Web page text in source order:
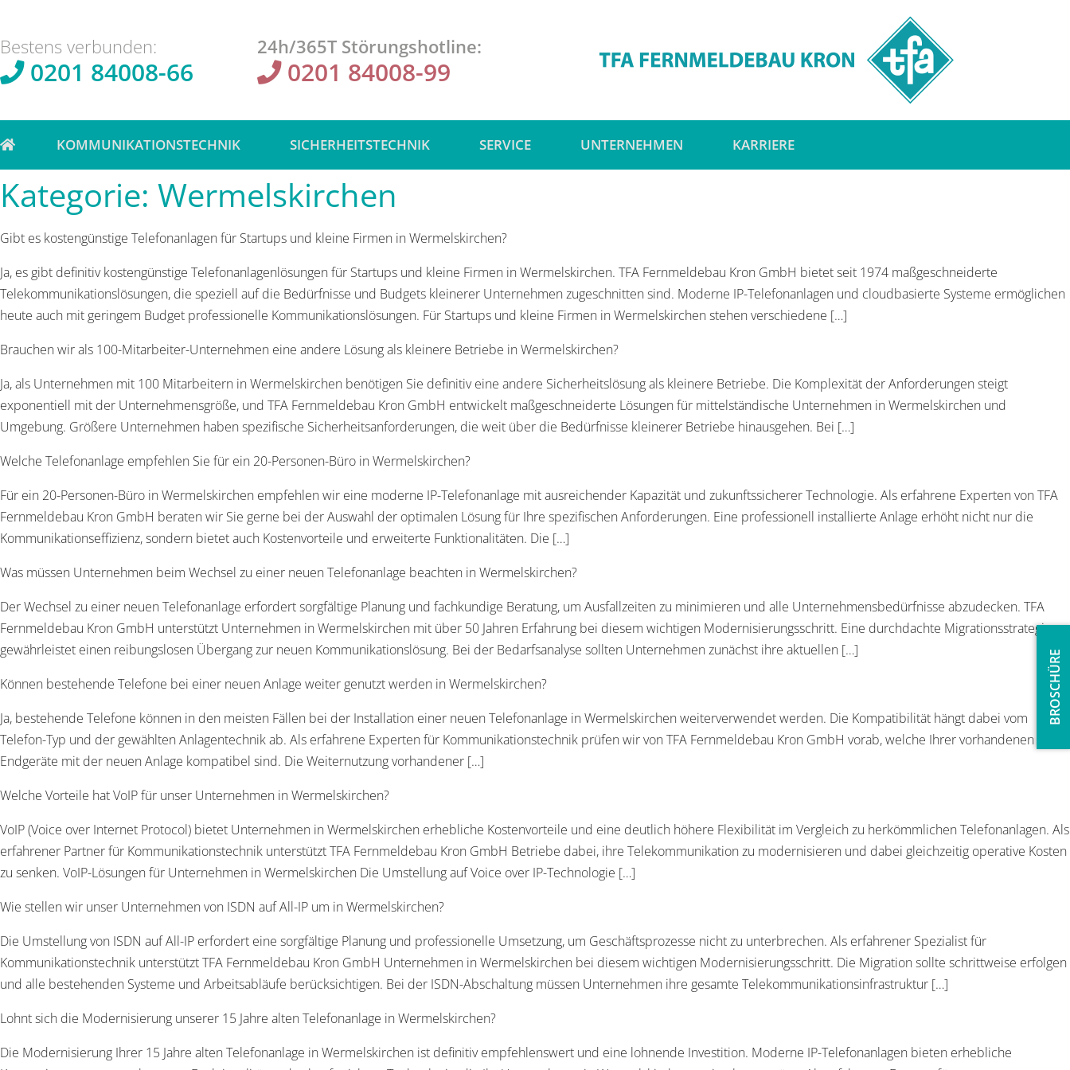
BROSCHÜRE
Bestens verbunden:
0201 84008-66
24h/365T Störungshotline:
0201 84008-99
KOMMUNIKATIONSTECHNIK SICHERHEITSTECHNIK SERVICE UNTERNEHMEN KARRIERE
Kategorie: Wermelskirchen
Gibt es kostengünstige Telefonanlagen für Startups und kleine Firmen in Wermelskirchen?
Ja, es gibt definitiv kostengünstige Telefonanlagenlösungen für Startups und kleine Firmen in Wermelskirchen. TFA Fernmeldebau Kron GmbH bietet seit 1974 maßgeschneiderte
Telekommunikationslösungen, die speziell auf die Bedürfnisse und Budgets kleinerer Unternehmen zugeschnitten sind. Moderne IP-Telefonanlagen und cloudbasierte Systeme ermöglichen
heute auch mit geringem Budget professionelle Kommunikationslösungen. Für Startups und kleine Firmen in Wermelskirchen stehen verschiedene […]
Brauchen wir als 100-Mitarbeiter-Unternehmen eine andere Lösung als kleinere Betriebe in Wermelskirchen?
Ja, als Unternehmen mit 100 Mitarbeitern in Wermelskirchen benötigen Sie definitiv eine andere Sicherheitslösung als kleinere Betriebe. Die Komplexität der Anforderungen steigt
exponentiell mit der Unternehmensgröße, und TFA Fernmeldebau Kron GmbH entwickelt maßgeschneiderte Lösungen für mittelständische Unternehmen in Wermelskirchen und
Umgebung. Größere Unternehmen haben spezifische Sicherheitsanforderungen, die weit über die Bedürfnisse kleinerer Betriebe hinausgehen. Bei […]
Welche Telefonanlage empfehlen Sie für ein 20-Personen-Büro in Wermelskirchen?
Für ein 20-Personen-Büro in Wermelskirchen empfehlen wir eine moderne IP-Telefonanlage mit ausreichender Kapazität und zukunftssicherer Technologie. Als erfahrene Experten von TFA
Fernmeldebau Kron GmbH beraten wir Sie gerne bei der Auswahl der optimalen Lösung für Ihre spezifischen Anforderungen. Eine professionell installierte Anlage erhöht nicht nur die
Kommunikationseffizienz, sondern bietet auch Kostenvorteile und erweiterte Funktionalitäten. Die […]
Was müssen Unternehmen beim Wechsel zu einer neuen Telefonanlage beachten in Wermelskirchen?
Der Wechsel zu einer neuen Telefonanlage erfordert sorgfältige Planung und fachkundige Beratung, um Ausfallzeiten zu minimieren und alle Unternehmensbedürfnisse abzudecken. TFA
Fernmeldebau Kron GmbH unterstützt Unternehmen in Wermelskirchen mit über 50 Jahren Erfahrung bei diesem wichtigen Modernisierungsschritt. Eine durchdachte Migrationsstrategie
gewährleistet einen reibungslosen Übergang zur neuen Kommunikationslösung. Bei der Bedarfsanalyse sollten Unternehmen zunächst ihre aktuellen […]
Können bestehende Telefone bei einer neuen Anlage weiter genutzt werden in Wermelskirchen?
Ja, bestehende Telefone können in den meisten Fällen bei der Installation einer neuen Telefonanlage in Wermelskirchen weiterverwendet werden. Die Kompatibilität hängt dabei vom
Telefon-Typ und der gewählten Anlagentechnik ab. Als erfahrene Experten für Kommunikationstechnik prüfen wir von TFA Fernmeldebau Kron GmbH vorab, welche Ihrer vorhandenen
Endgeräte mit der neuen Anlage kompatibel sind. Die Weiternutzung vorhandener […]
Welche Vorteile hat VoIP für unser Unternehmen in Wermelskirchen?
VoIP (Voice over Internet Protocol) bietet Unternehmen in Wermelskirchen erhebliche Kostenvorteile und eine deutlich höhere Flexibilität im Vergleich zu herkömmlichen Telefonanlagen. Als
erfahrener Partner für Kommunikationstechnik unterstützt TFA Fernmeldebau Kron GmbH Betriebe dabei, ihre Telekommunikation zu modernisieren und dabei gleichzeitig operative Kosten
zu senken. VoIP-Lösungen für Unternehmen in Wermelskirchen Die Umstellung auf Voice over IP-Technologie […]
Wie stellen wir unser Unternehmen von ISDN auf All-IP um in Wermelskirchen?
Die Umstellung von ISDN auf All-IP erfordert eine sorgfältige Planung und professionelle Umsetzung, um Geschäftsprozesse nicht zu unterbrechen. Als erfahrener Spezialist für
Kommunikationstechnik unterstützt TFA Fernmeldebau Kron GmbH Unternehmen in Wermelskirchen bei diesem wichtigen Modernisierungsschritt. Die Migration sollte schrittweise erfolgen
und alle bestehenden Systeme und Arbeitsabläufe berücksichtigen. Bei der ISDN-Abschaltung müssen Unternehmen ihre gesamte Telekommunikationsinfrastruktur […]
Lohnt sich die Modernisierung unserer 15 Jahre alten Telefonanlage in Wermelskirchen?
Die Modernisierung Ihrer 15 Jahre alten Telefonanlage in Wermelskirchen ist definitiv empfehlenswert und eine lohnende Investition. Moderne IP-Telefonanlagen bieten erhebliche